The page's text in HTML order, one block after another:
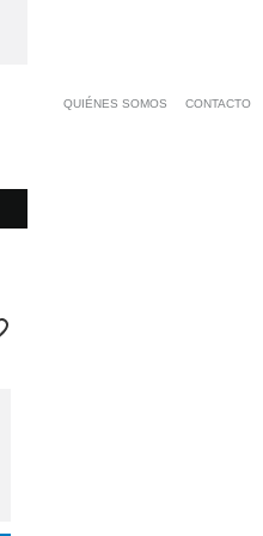
QUIÉNES SOMOS CONTACTO